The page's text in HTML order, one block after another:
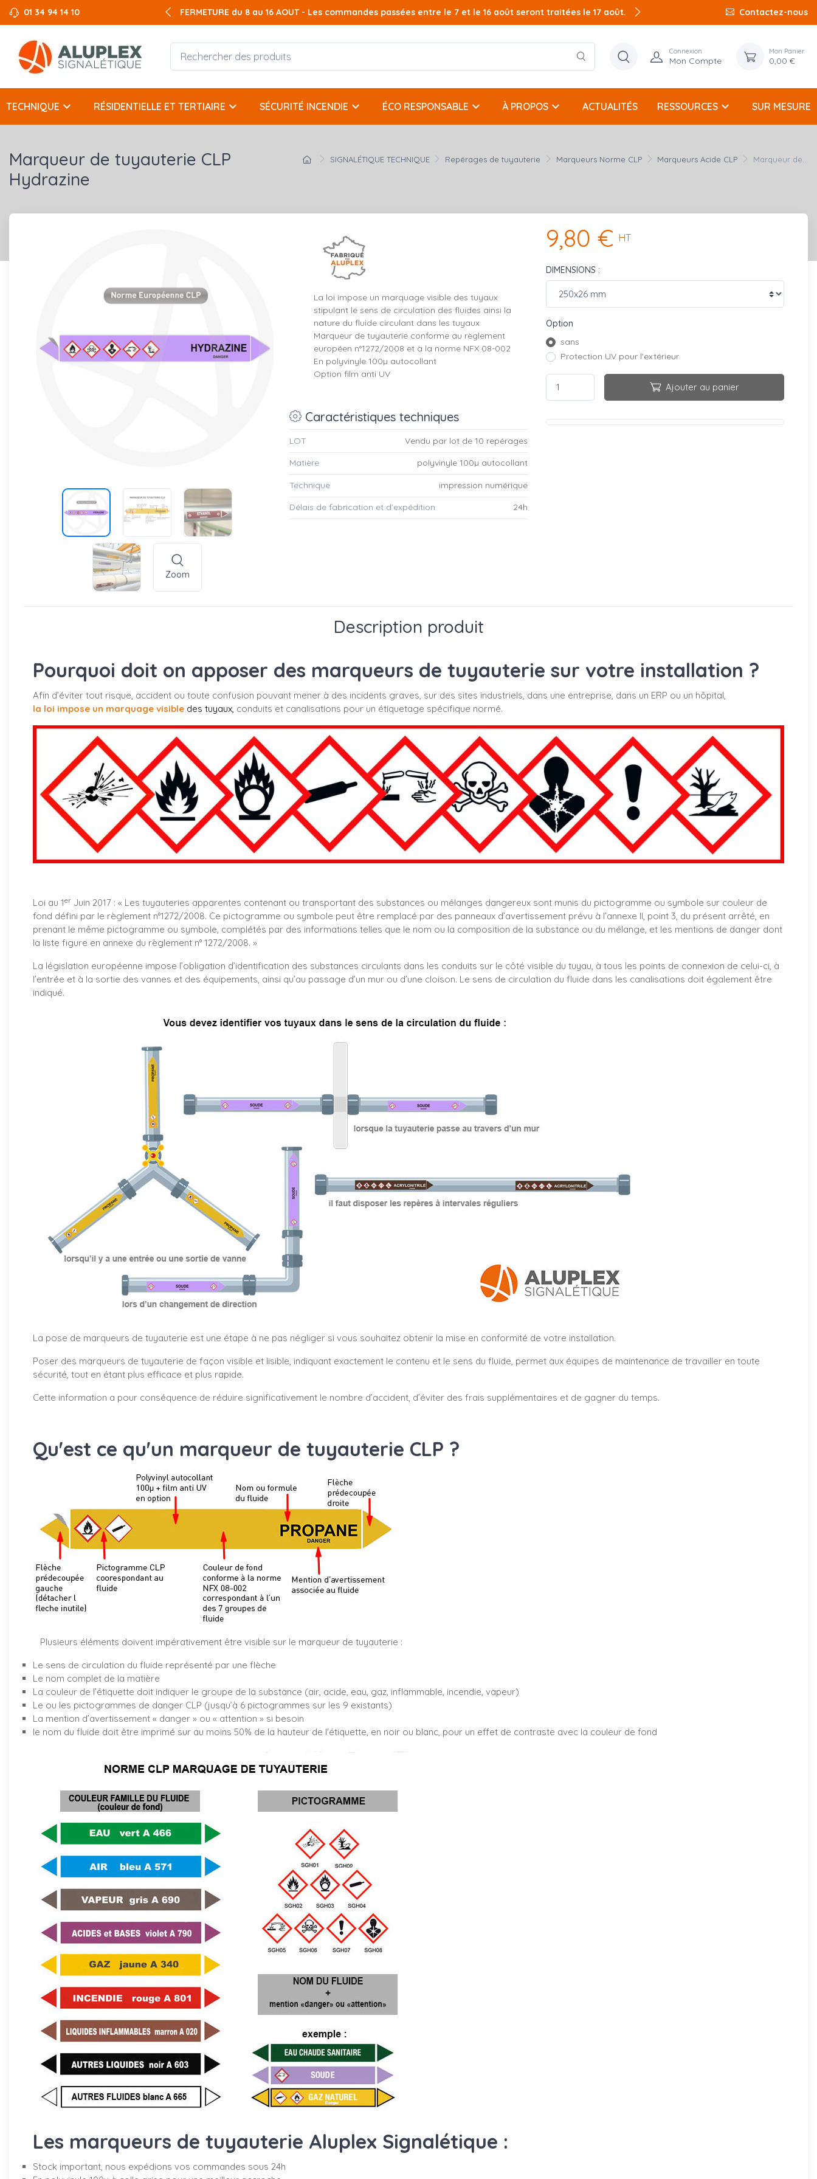
01 34 94 14 10 FERMETURE du 8 au 16 AOUT - Les commandes passées entre le 7 et le 16 août seront traitées le 17 août. Contactez-nous
Connexion
Mon Compte
Mon Panier
0,00 €
TECHNIQUE keyboard_arrow_down RÉSIDENTIELLE ET TERTIAIRE keyboard_arrow_down SÉCURITÉ INCENDIE keyboard_arrow_down ÉCO RESPONSABLE keyboard_arrow_down À PROPOS keyboard_arrow_down ACTUALITÉS RESSOURCES keyboard_arrow_down SUR MESURE
SIGNALÉTIQUE TECHNIQUE Repérages de tuyauterie Marqueurs Norme CLP Marqueurs Acide CLP Marqueur de...
Marqueur de tuyauterie CLP
Hydrazine
Zoom
La loi impose un marquage visible des tuyaux
stipulant le sens de circulation des fluides ainsi la
nature du fluide circulant dans les tuyaux
Marqueur de tuyauterie conforme au règlement
européen n°1272/2008 et à la norme NFX 08-002
En polyvinyle 100µ autocollant
Option film anti UV
Caractéristiques techniques
LOT Vendu par lot de 10 repérages
Matière polyvinyle 100µ autocollant
Technique impression numérique
Délais de fabrication et d’expédition 24h
9,80 € HT
DIMENSIONS :
Option
sans
Protection UV pour l'extérieur
Ajouter au panier
Description produit
Pourquoi doit on apposer des marqueurs de tuyauterie sur votre installation ?
Afin d’éviter tout risque, accident ou toute confusion pouvant mener à des incidents graves, sur des sites industriels, dans une entreprise, dans un ERP ou un hôpital,
la loi impose un marquage visible des tuyaux, conduits et canalisations pour un étiquetage spécifique normé.
Loi au 1er Juin 2017 : « Les tuyauteries apparentes contenant ou transportant des substances ou mélanges dangereux sont munis du pictogramme ou symbole sur couleur de
fond défini par le règlement n°1272/2008. Ce pictogramme ou symbole peut être remplacé par des panneaux d’avertissement prévu à l’annexe II, point 3, du présent arrêté, en
prenant le même pictogramme ou symbole, complétés par des informations telles que le nom ou la composition de la substance ou du mélange, et les mentions de danger dont
la liste figure en annexe du règlement n° 1272/2008. »
La législation européenne impose l’obligation d’identification des substances circulants dans les conduits sur le côté visible du tuyau, à tous les points de connexion de celui-ci, à
l’entrée et à la sortie des vannes et des équipements, ainsi qu’au passage d’un mur ou d’une cloison. Le sens de circulation du fluide dans les canalisations doit également être
indiqué.
La pose de marqueurs de tuyauterie est une étape à ne pas négliger si vous souhaitez obtenir la mise en conformité de votre installation.
Poser des marqueurs de tuyauterie de façon visible et lisible, indiquant exactement le contenu et le sens du fluide, permet aux équipes de maintenance de travailler en toute
sécurité, tout en étant plus efficace et plus rapide.
Cette information a pour conséquence de réduire significativement le nombre d’accident, d’éviter des frais supplémentaires et de gagner du temps.
Qu'est ce qu'un marqueur de tuyauterie CLP ?
Plusieurs éléments doivent impérativement être visible sur le marqueur de tuyauterie :
Le sens de circulation du fluide représenté par une flèche
Le nom complet de la matière
La couleur de l’étiquette doit indiquer le groupe de la substance (air, acide, eau, gaz, inflammable, incendie, vapeur)
Le ou les pictogrammes de danger CLP (jusqu’à 6 pictogrammes sur les 9 existants)
La mention d’avertissement « danger » ou « attention » si besoin
le nom du fluide doit être imprimé sur au moins 50% de la hauteur de l'étiquette, en noir ou blanc, pour un effet de contraste avec la couleur de fond
Les marqueurs de tuyauterie Aluplex Signalétique :
Stock important, nous expédions vos commandes sous 24h